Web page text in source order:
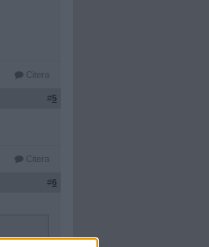
Citera
#5
Citera
#6